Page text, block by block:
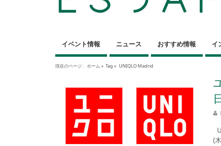
イベント情報 ニュース おすすめ情報 イ
現在のページ : ホーム » Tag » UNIQLO Madrid
(